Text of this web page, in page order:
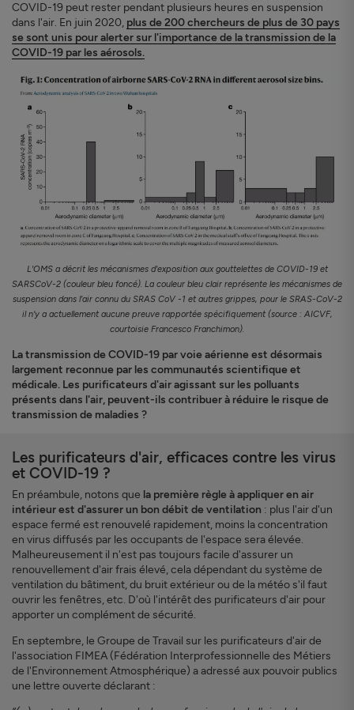
COVID-19 peut rester pendant plusieurs heures en suspension
dans l'air. En juin 2020, plus de 200 chercheurs de plus de 30 pays
se sont unis pour alerter sur l'importance de la transmission de la
COVID-19 par les aérosols.
L'OMS a décrit les mécanismes d'exposition aux gouttelettes de COVID-19 et
SARSCoV-2 (couleur bleu foncé). La couleur bleu clair représente les mécanismes de
suspension dans l'air connu du SRAS CoV -1 et autres grippes, pour le SRAS-CoV-2
il n'y a actuellement aucune preuve rapportée spécifiquement (source : AICVF,
courtoisie Francesco Franchimon).
La transmission de COVID-19 par voie aérienne est désormais
largement reconnue par les communautés scientifique et
médicale. Les purificateurs d'air agissant sur les polluants
présents dans l'air, peuvent-ils contribuer à réduire le risque de
transmission de maladies ?
Les purificateurs d'air, efficaces contre les virus
et COVID-19 ?
En préambule, notons que la première règle à appliquer en air
intérieur est d'assurer un bon débit de ventilation : plus l'air d'un
espace fermé est renouvelé rapidement, moins la concentration
en virus diffusés par les occupants de l'espace sera élevée.
Malheureusement il n'est pas toujours facile d'assurer un
renouvellement d'air frais élevé, cela dépendant du système de
ventilation du bâtiment, du bruit extérieur ou de la météo s'il faut
ouvrir les fenêtres, etc. D'où l'intérêt des purificateurs d'air pour
apporter un complément de sécurité.
En septembre, le Groupe de Travail sur les purificateurs d'air de
l'association FIMEA (Fédération Interprofessionnelle des Métiers
de l'Environnement Atmosphérique) a adressé aux pouvoir publics
une lettre ouverte déclarant :